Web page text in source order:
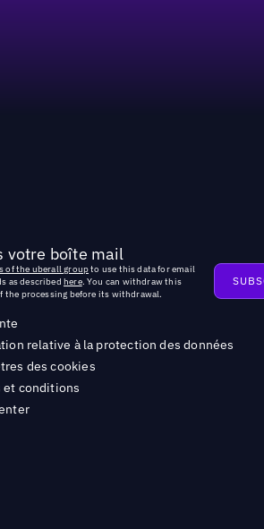
votre boîte mail
of the uberall groupto use this data for email
as described here. You can withdraw this
the processing before its withdrawal.
relative à la protection des données
des cookies
et conditions